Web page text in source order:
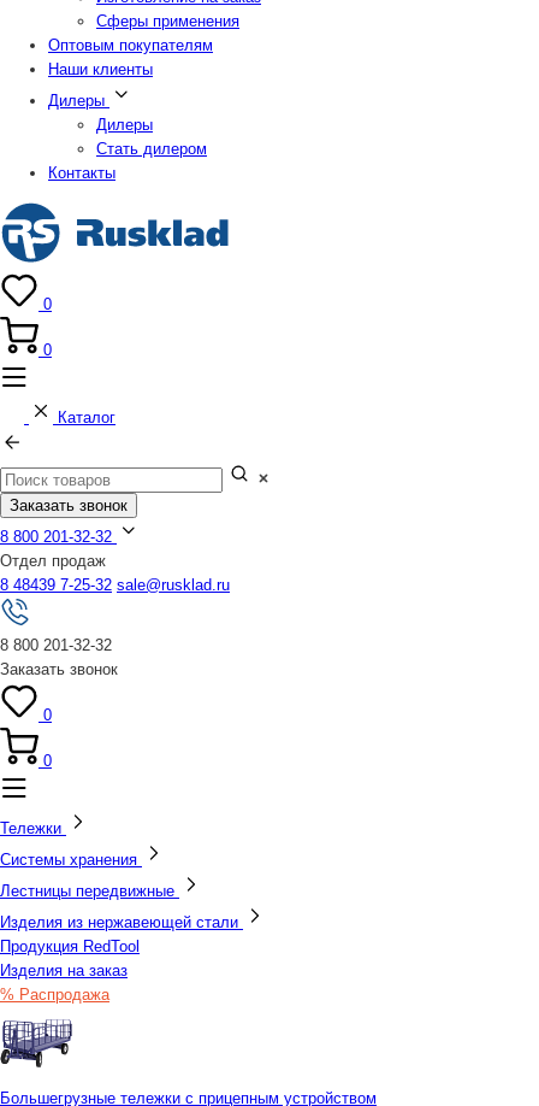
Сферы применения
Оптовым покупателям
Наши клиенты
Дилеры
Дилеры
Стать дилером
Контакты
0
0
Каталог
Заказать звонок
8 800 201-32-32
Отдел продаж
8 48439 7-25-32 sale@rusklad.ru
8 800 201-32-32
Заказать звонок
0
0
Тележки
Системы хранения
Лестницы передвижные
Изделия из нержавеющей стали
Продукция RedTool
Изделия на заказ
% Распродажа
Большегрузные тележки с прицепным устройством